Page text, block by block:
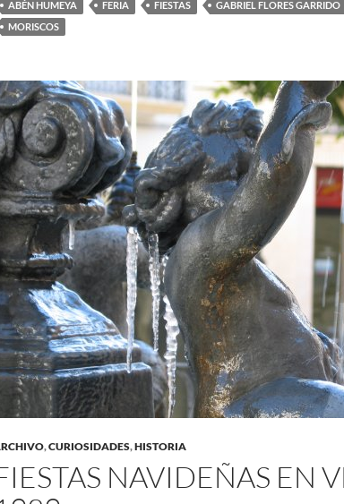
ABÉN HUMEYA FERIA FIESTAS
GABRIEL FLORES GARRIDO
MORISCOS
,CURIOSIDADES,HISTORIA
NAVIDEÑAS EN